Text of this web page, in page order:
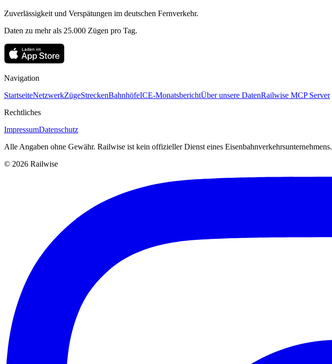
Zuverlässigkeit und Verspätungen im deutschen Fernverkehr.
Daten zu mehr als 25.000 Zügen pro Tag.
Navigation
StartseiteNetzwerkZügeStreckenBahnhöfeICE-MonatsberichtÜber unsere DatenRailwise MCP Server
Rechtliches
ImpressumDatenschutz
Alle Angaben ohne Gewähr. Railwise ist kein offizieller Dienst eines Eisenbahnverkehrsunternehmens.
© 2026 Railwise